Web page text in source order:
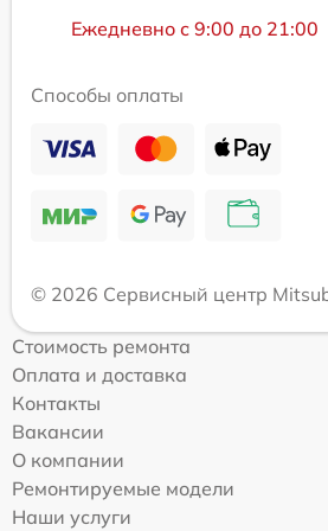
Ежедневно с 9:00 до 21:00
Способы оплаты
© 2026 Сервисный центр
Стоимость ремонта
Оплата и доставка
Контакты
Вакансии
О компании
Ремонтируемые модели
Наши услуги